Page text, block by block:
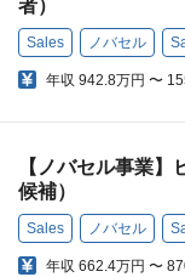
者）
Sales ノバセル
年収 942.8万円 〜
【ノバセル事業
候補）
Sales ノバセル
年収 662.4万円 〜